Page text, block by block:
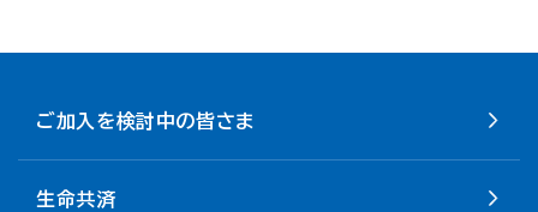
ご加入を検討中の皆さま
生命共済